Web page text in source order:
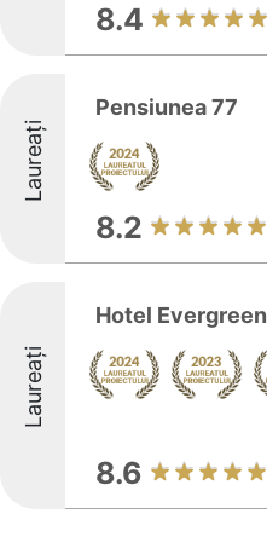
8.4
Laureați
Pensiunea 77
8.2
Laureați
Hotel Evergreen
8.6